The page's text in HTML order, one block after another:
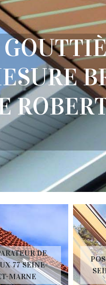
DE
77 SEINE-
MARNE